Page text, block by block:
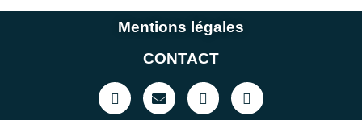
Mentions légales
CONTACT